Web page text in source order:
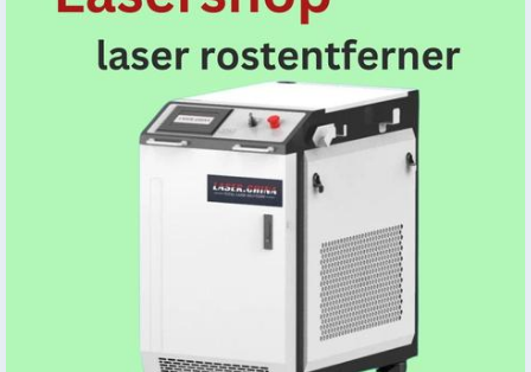
Industrie, Handwerk und kreative Projekte.
#Laserreiniger
#Oberflächenreinigung
#Präzisionstechnologie